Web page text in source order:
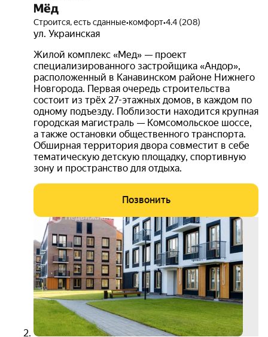
Мёд
Строится, есть сданные•комфорт•4.4 (208)
ул. Украинская
Жилой комплекс «Мед» — проект
специализированного застройщика «Андор»,
расположенный в Канавинском районе Нижнего
Новгорода. Первая очередь строительства
состоит из трёх 27-этажных домов, в каждом по
одному подъезду. Поблизости находится крупная
городская магистраль — Комсомольское шоссе,
а также остановки общественного транспорта.
Обширная территория двора совместит в себе
тематическую детскую площадку, спортивную
зону и пространство для отдыха.
Позвонить